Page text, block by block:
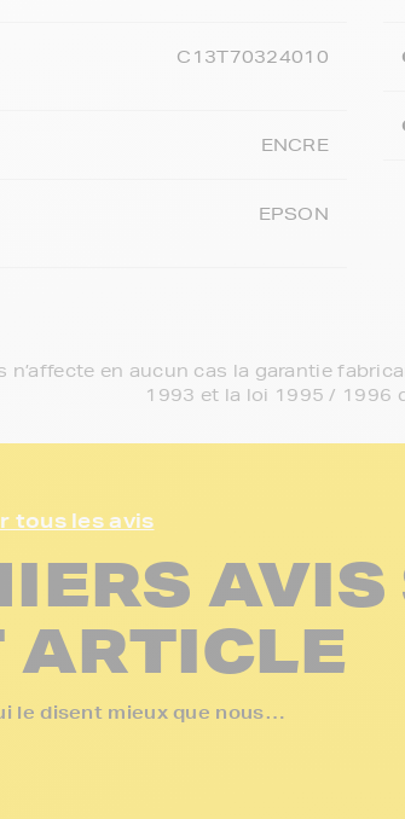
C13T70324010
ENCRE
EPSON
en aucun cas la garantie
1993 et la loi 1995 / 1996
tous les avis
AVIS
ARTICLE
le disent mieux que nous…